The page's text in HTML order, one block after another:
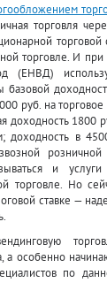
торговля
торговле. И
(ЕНВД)
базовой
руб. на
доходность 1800
доходность в
и
торговле. Но
ставке —
а особенно
по